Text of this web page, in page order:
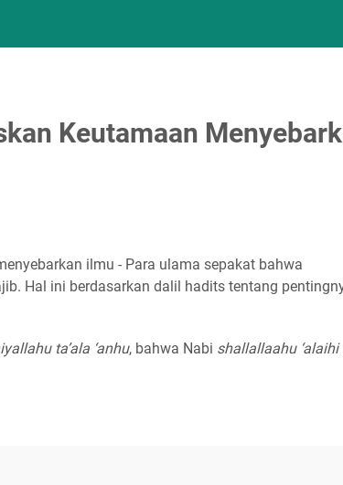
Keutamaan
ilmu - Para ulama sepakat bahwa
Hal ini berdasarkan dalil hadits tentang
ta’ala ‘anhu, bahwa Nabi shallallaahu ‘alaihi